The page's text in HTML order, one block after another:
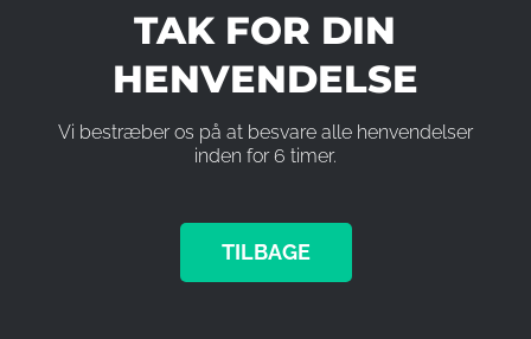
TAK FOR DIN
HENVENDELSE
Vi bestræber os på at besvare alle henvendelser
inden for 6 timer.
TILBAGE